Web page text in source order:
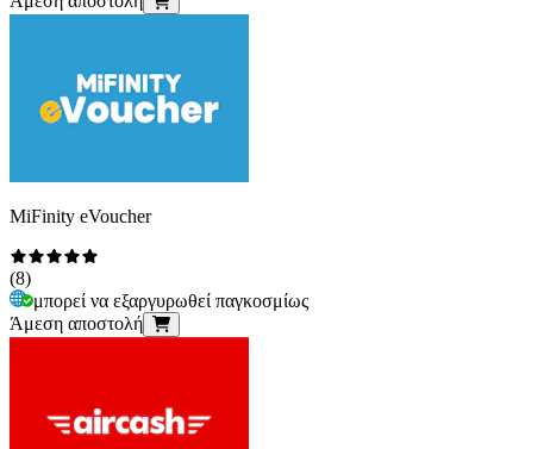
MiFinity eVoucher
(8)
μπορεί να εξαργυρωθεί παγκοσμίως
Άμεση αποστολή